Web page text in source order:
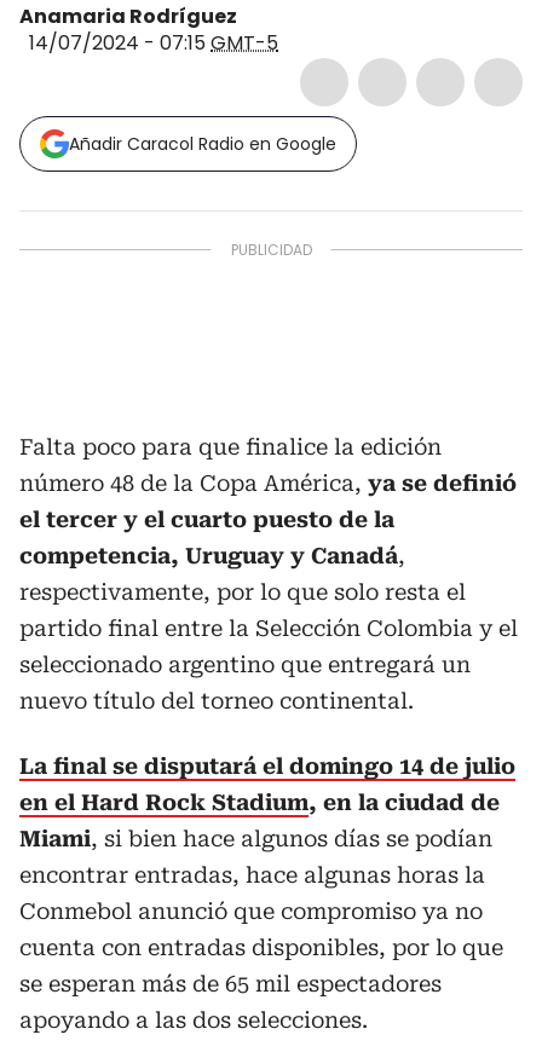
Anamaria Rodríguez
14/07/2024 - 07:15GMT-5
Añadir Caracol Radio en Google
Falta poco para que finalice la edición
número 48 de la Copa América, ya se definió
el tercer y el cuarto puesto de la
competencia, Uruguay y Canadá,
respectivamente, por lo que solo resta el
partido final entre la Selección Colombia y el
seleccionado argentino que entregará un
nuevo título del torneo continental.
La final se disputará el domingo 14 de julio
en el Hard Rock Stadium, en la ciudad de
Miami, si bien hace algunos días se podían
encontrar entradas, hace algunas horas la
Conmebol anunció que compromiso ya no
cuenta con entradas disponibles, por lo que
se esperan más de 65 mil espectadores
apoyando a las dos selecciones.